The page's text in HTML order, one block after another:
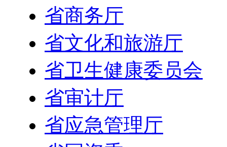
省商务厅
省文化和旅游厅
省卫生健康委员会
省审计厅
省应急管理厅